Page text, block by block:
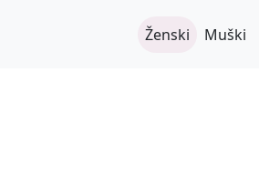
Ženski Muški